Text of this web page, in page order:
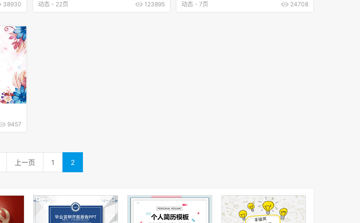
38930
动态 - 22页
123895
动态 - 7页
24708
9457
上一页 1 2